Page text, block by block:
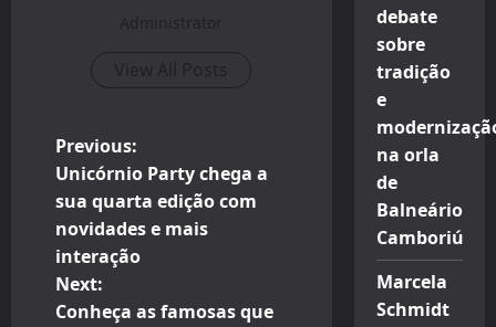
Administrator
View All Posts
P
o
s
t
Previous:
Unicórnio Party chega a
sua quarta edição com
novidades e mais
interação
Next:
Conheça as famosas que
debate
sobre
tradição
e
na orla
de
Balneário
Camboriú
Marcela
Schmidt